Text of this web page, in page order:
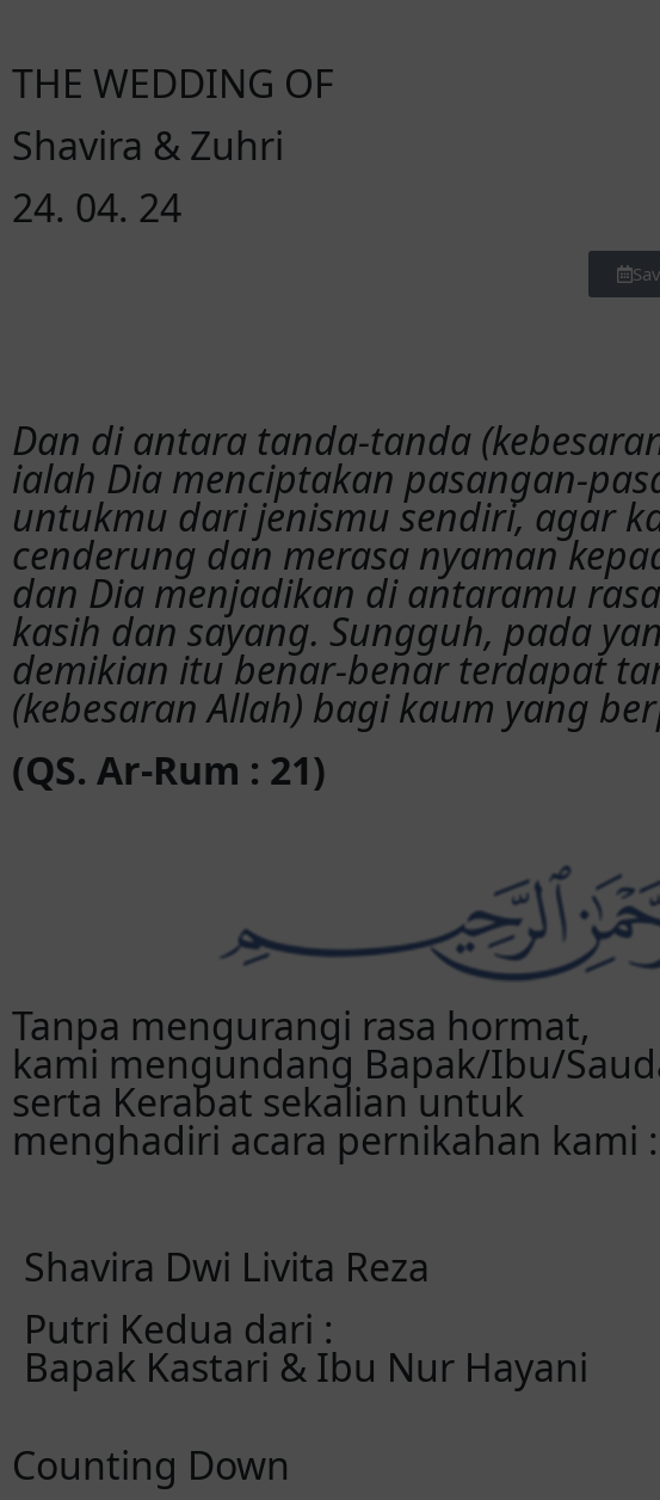
THE WEDDING OF
Shavira & Zuhri
24. 04. 24
Dan di antara tanda-tanda
ialah Dia menciptakan pasangan-
untukmu dari jenismu sendiri, agar
cenderung dan merasa nyaman
dan Dia menjadikan di antaramu rasa
kasih dan sayang. Sungguh, pada
demikian itu benar-benar terdapat
(kebesaran Allah) bagi kaum yang
(QS. Ar-Rum : 21)
Tanpa mengurangi rasa hormat,
kami mengundang Bapak/Ibu/
serta Kerabat sekalian untuk
menghadiri acara pernikahan kami :
Shavira Dwi Livita Reza
Putri Kedua dari :
Bapak Kastari & Ibu Nur Hayani
Counting Down